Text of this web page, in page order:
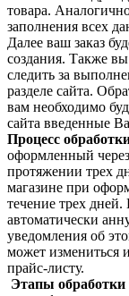
товара.
заполнения всех
Далее ваш заказ
создания. Также
следить за
разделе сайта.
вам необходимо
сайта введенные
Процесс
оформленный
протяжении трех
магазине при
течение трех дней.
автоматически
уведомления об
может измениться
прайс-листу.
Этапы обработки